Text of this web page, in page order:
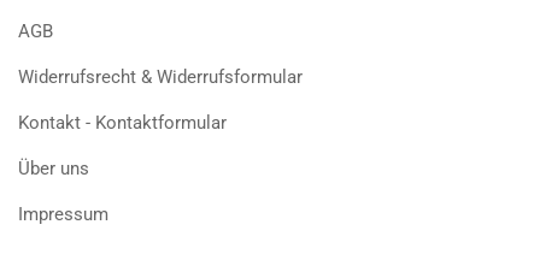
AGB
Widerrufsrecht & Widerrufsformular
Kontakt - Kontaktformular
Über uns
Impressum